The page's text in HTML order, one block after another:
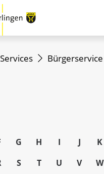
Bürgerservice
G H I J
K
S T U V
W